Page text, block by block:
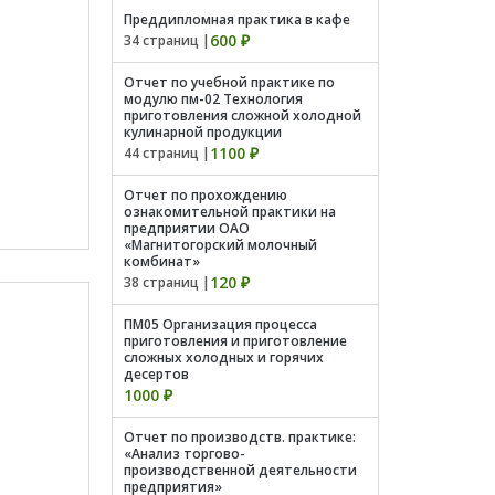
Преддипломная практика в кафе
34 страниц | 600 ₽
Отчет по учебной практике по
модулю пм-02 Технология
приготовления сложной холодной
кулинарной продукции
44 страниц | 1100 ₽
Отчет по прохождению
ознакомительной практики на
предприятии ОАО
«Магнитогорский молочный
комбинат»
38 страниц | 120 ₽
ПМ05 Организация процесса
приготовления и приготовление
сложных холодных и горячих
десертов
1000 ₽
Отчет по производств. практике:
«Анализ торгово-
производственной деятельности
предприятия»